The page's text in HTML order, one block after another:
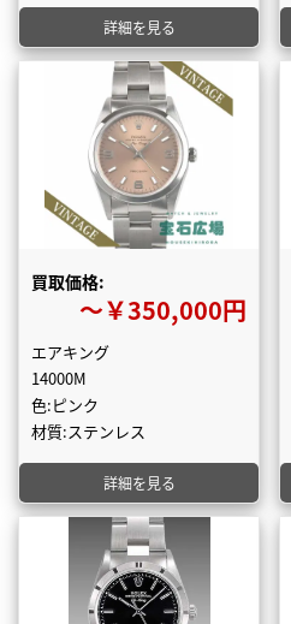
詳細を見る
買取価格:
〜￥350,000円
エアキング
14000M
色:ピンク
材質:ステンレス
詳細を見る